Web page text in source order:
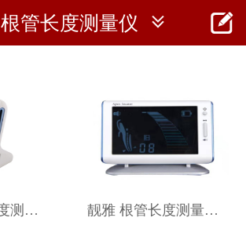
 首页
仪器
医疗资讯
根管长度测量仪  
登士柏根管长度测量仪 ProPexⅡ 靓雅 根管长度测量仪 LY-A660